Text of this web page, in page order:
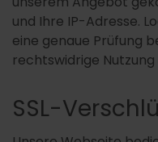
und Ihre IP-Adresse.
eine genaue Prüfung
rechtswidrige
SSL-